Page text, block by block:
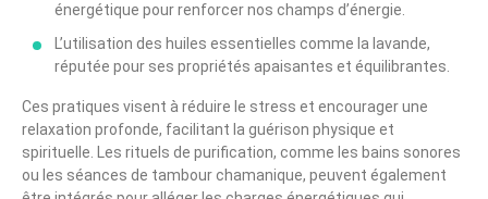
énergétique pour renforcer nos champs d’énergie.
L’utilisation des huiles essentielles comme la lavande,
réputée pour ses propriétés apaisantes et équilibrantes.
Ces pratiques visent à réduire le stress et encourager une
relaxation profonde, facilitant la guérison physique et
spirituelle. Les rituels de purification, comme les bains sonores
ou les séances de tambour chamanique, peuvent également